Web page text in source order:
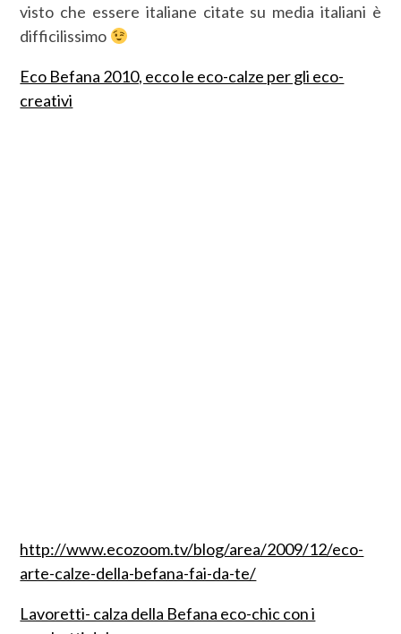
visto che essere italiane citate su media italiani è
difficilissimo
Eco Befana 2010, ecco le eco-calze per gli eco-
creativi
http://www.ecozoom.tv/blog/area/2009/12/eco-
arte-calze-della-befana-fai-da-te/
Lavoretti- calza della Befana eco-chic con i